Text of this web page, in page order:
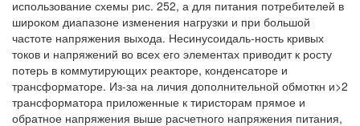
использование схемы рис. 252, а для питания потребителей в
широком диапазоне изменения нагрузки и при большой
частоте напряжения выхода. Несинусоидаль-ность кривых
токов и напряжений во всех его элементах приводит к росту
потерь в коммутирующих реакторе, конденсаторе и
трансформаторе. Из-за на личия дополнительной обмоткн и>2
трансформатора приложенные к тиристорам прямое и
обратное напряжения выше расчетного напряжения питания,